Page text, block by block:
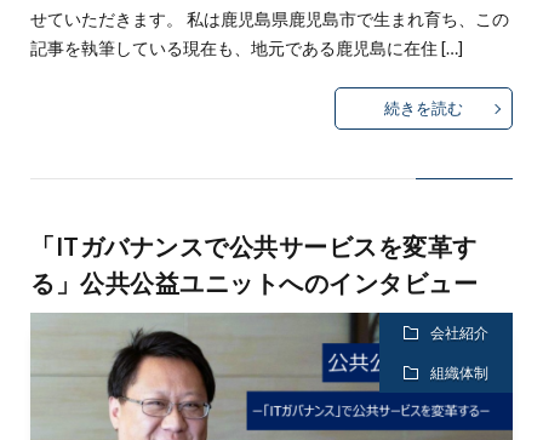
せていただきます。 私は鹿児島県鹿児島市で生まれ育ち、この
記事を執筆している現在も、地元である鹿児島に在住 […]
続きを読む
「ITガバナンスで公共サービスを変革す
る」公共公益ユニットへのインタビュー
会社紹介
組織体制